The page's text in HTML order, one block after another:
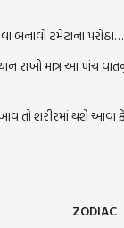
ટમેટાના
રાખો માત્ર આ પાંચ
તો શરીરમાં થશે આવા
ZODIAC